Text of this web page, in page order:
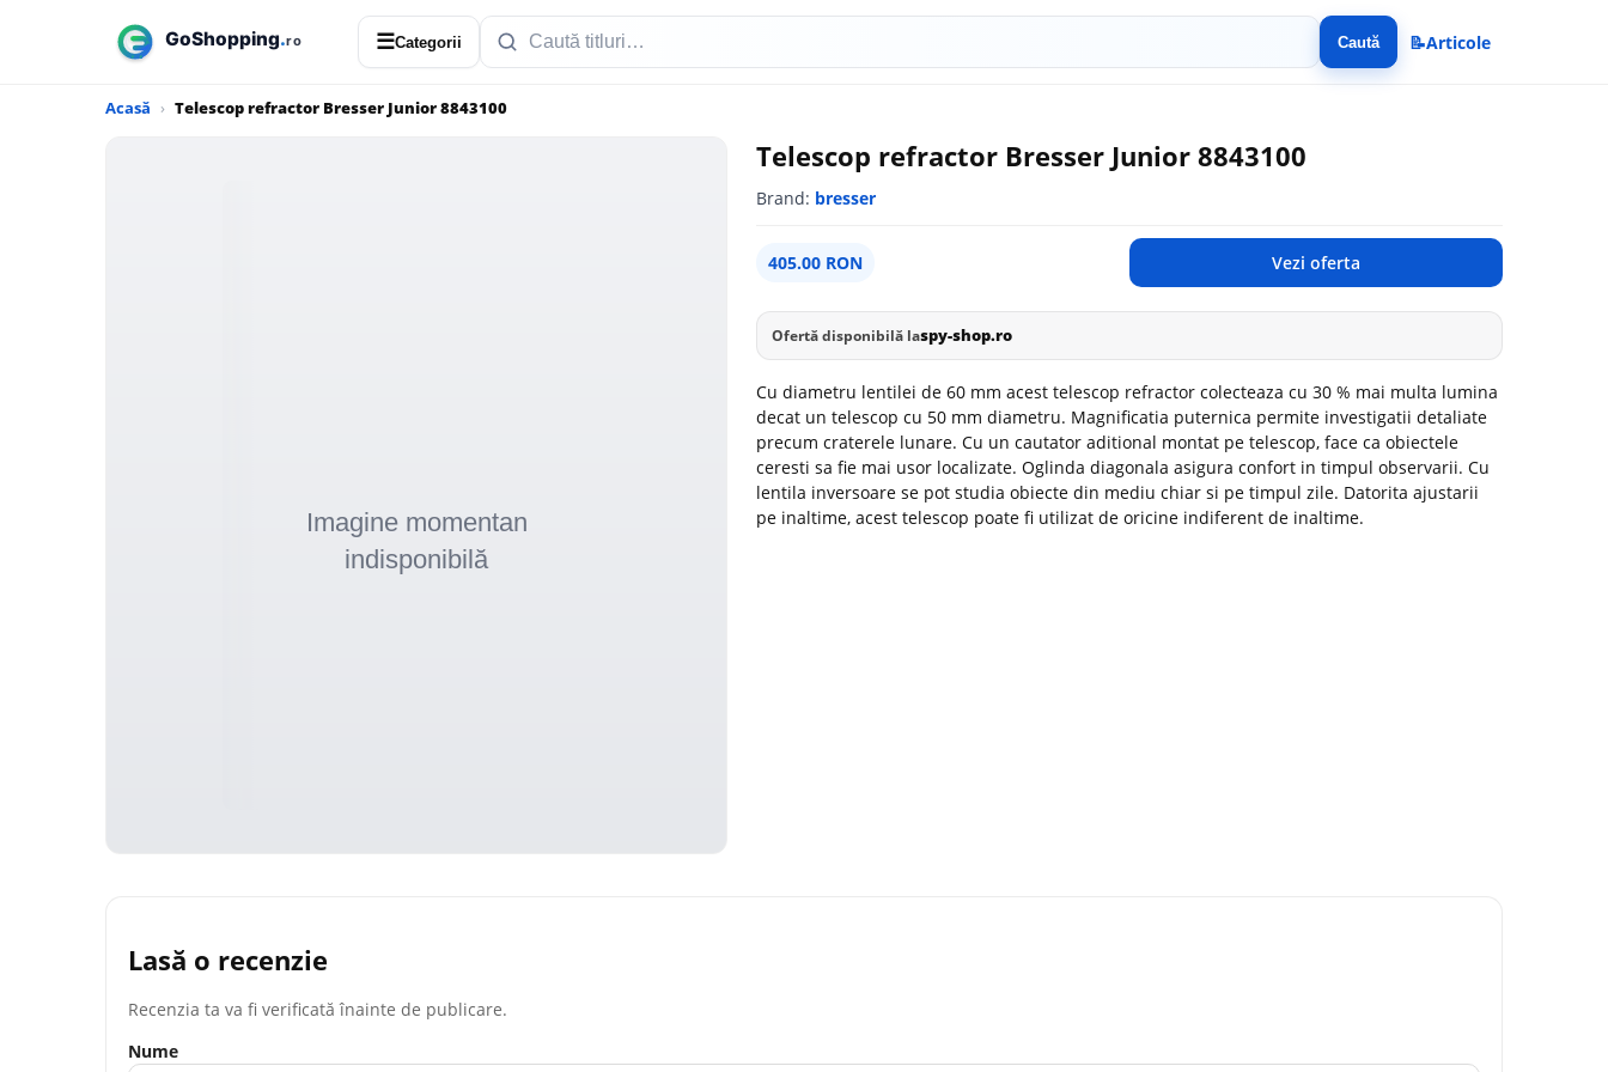
☰Categorii Caută 📝Articole
Acasă Telescop refractor Bresser Junior 8843100
Telescop refractor Bresser Junior 8843100
Brand: bresser
405.00 RON Vezi oferta
Ofertă disponibilă laspy-shop.ro
Cu diametru lentilei de 60 mm acest telescop refractor colecteaza cu 30 % mai multa lumina
decat un telescop cu 50 mm diametru. Magnificatia puternica permite investigatii detaliate
precum craterele lunare. Cu un cautator aditional montat pe telescop, face ca obiectele
ceresti sa fie mai usor localizate. Oglinda diagonala asigura confort in timpul observarii. Cu
lentila inversoare se pot studia obiecte din mediu chiar si pe timpul zile. Datorita ajustarii
pe inaltime, acest telescop poate fi utilizat de oricine indiferent de inaltime.
Lasă o recenzie
Recenzia ta va fi verificată înainte de publicare.
Nume